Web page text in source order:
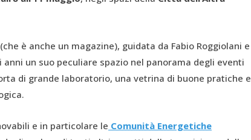
è anche un magazine), guidata da Fabio Roggiolani e
un suo peculiare spazio nel panorama degli eventi
di grande laboratorio, una vetrina di buone pratiche e
e in particolare le Comunità Energetiche